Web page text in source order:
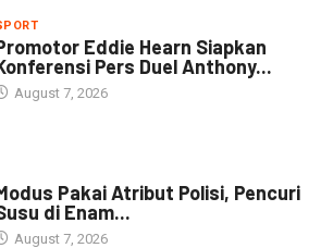
Eddie Hearn Siapkan
Pers Duel Anthony...
August 7, 2026
Pakai Atribut Polisi, Pencuri
di Enam...
August 7, 2026